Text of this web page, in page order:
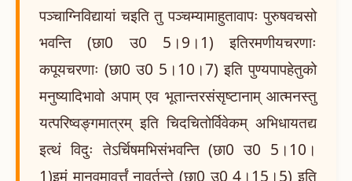
पञ्चाग्निविद्यायां चइति तु पञ्चम्यामाहुतावापः पुरुषवचसो
भवन्ति (छा0 उ0 5।9।1) इतिरमणीयचरणाः
कपूयचरणाः (छा0 उ0 5।10।7) इति पुण्यपापहेतुको
मनुष्यादिभावो अपाम् एव भूतान्तरसंसृष्टानाम् आत्मनस्तु
यत्परिष्वङ्गमात्रम् इति चिदचितोर्विवेकम् अभिधायतद्य
इत्थं विदुः तेऽर्चिषमभिसंभवन्ति (छा0 उ0 5।10।
1)इमं मानवमावर्त्तं नावर्तन्ते (छा0 उ0 4।15।5) इति